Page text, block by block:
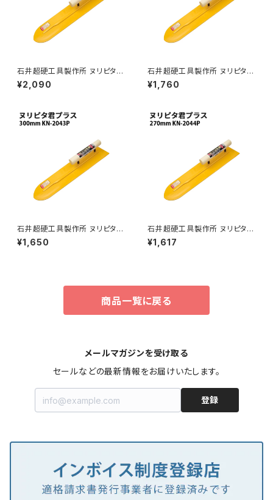
石井超硬工具製作所 ヌリピタ君
プラス 370mm KN-2041P プ
ロ用鏝 こて コテ ≪メーカー直
¥2,090
石井超硬工具製作所 ヌリピタ君
プラス 330mm KN-2042P プ
ロ用鏝 こて コテ ≪メーカー直
¥1,760
石井超硬工具製作所 ヌリピタ君
プラス 300mm KN-2043P プ
ロ用鏝 こて コテ ≪メーカー直
¥1,650
石井超硬工具製作所 ヌリピタ君
プラス 270mm KN-2044P プ
ロ用鏝 こて コテ≪メーカー直
¥1,617
商品一覧に戻る
メールマガジンを受け取る
セールなどの最新情報をお届けいたします。
登録